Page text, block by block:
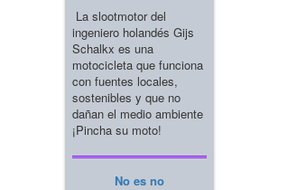
La slootmotor del
ingeniero holandés Gijs
Schalkx es una
motocicleta que funciona
con fuentes locales,
sostenibles y que no
dañan el medio ambiente
¡Pincha su moto!
No es no